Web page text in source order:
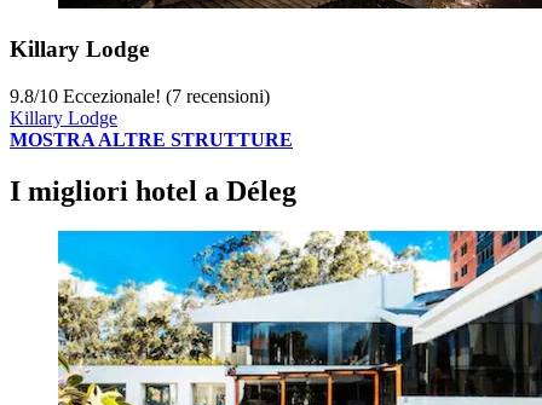
Killary Lodge
9.8/10 Eccezionale! (7 recensioni)
Killary Lodge
MOSTRA ALTRE STRUTTURE
I migliori hotel a Déleg